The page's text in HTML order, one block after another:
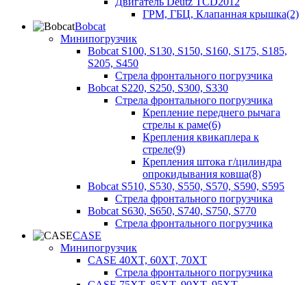
ГРМ, ГБЦ, Клапанная крышка(2)
Bobcat
Минипогрузчик
Bobcat S100, S130, S150, S160, S175, S185,
S205, S450
Стрела фронтального погрузчика
Bobcat S220, S250, S300, S330
Стрела фронтального погрузчика
Крепление переднего рычага
стрелы к раме(6)
Крепления квикаплера к
стреле(9)
Крепления штока г/цилиндра
опрокидывания ковша(8)
Bobcat S510, S530, S550, S570, S590, S595
Стрела фронтального погрузчика
Bobcat S630, S650, S740, S750, S770
Стрела фронтального погрузчика
CASE
Минипогрузчик
CASE 40XT, 60XT, 70XT
Стрела фронтального погрузчика